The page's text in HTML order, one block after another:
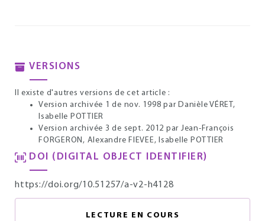
VERSIONS
Il existe d'autres versions de cet article :
Version archivée 1 de nov. 1998 par Danièle VÉRET,
Isabelle POTTIER
Version archivée 3 de sept. 2012 par Jean-François
FORGERON, Alexandre FIEVEE, Isabelle POTTIER
DOI (DIGITAL OBJECT IDENTIFIER)
https://doi.org/10.51257/a-v2-h4128
LECTURE EN COURS